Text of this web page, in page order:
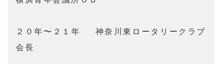
２０年〜２１年	神奈川東ロータリークラブ
会長